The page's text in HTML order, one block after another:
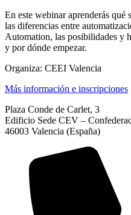
En este webinar aprenderás qué
las diferencias entre
Automation, las posibilidades y
y por dónde empezar.
Organiza: CEEI Valencia
Más información e inscripciones
Plaza Conde de Carlet, 3
Edificio Sede CEV –
46003 Valencia (España)